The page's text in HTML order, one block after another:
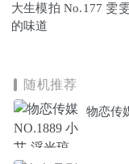
大生模拍 No.177 雯
的味道
随机推荐
物恋传